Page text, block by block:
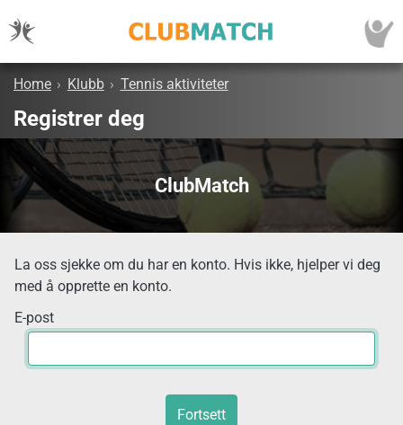
Home › Klubb › Tennis aktiviteter
Registrer deg
ClubMatch
La oss sjekke om du har en konto. Hvis ikke, hjelper vi deg
med å opprette en konto.
E-post
Fortsett